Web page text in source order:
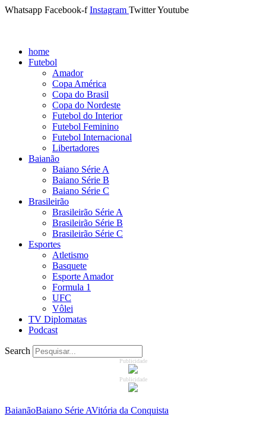
Whatsapp Facebook-f Instagram TwitterYoutube
home
Futebol
Amador
Copa América
Copa do Brasil
Copa do Nordeste
Futebol do Interior
Futebol Feminino
Futebol Internacional
Libertadores
Baianão
Baiano Série A
Baiano Série B
Baiano Série C
Brasileirão
Brasileirão Série A
Brasileirão Série B
Brasileirão Série C
Esportes
Atletismo
Basquete
Esporte Amador
Formula 1
UFC
Vôlei
TV Diplomatas
Podcast
Search
Publicidade
Publicidade
BaianãoBaiano Série AVitória da Conquista